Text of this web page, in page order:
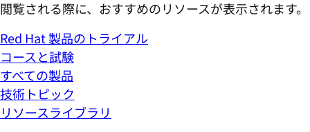
閲覧される際に、おすすめのリソースが表示されます。
Red Hat 製品のトライアル
コースと試験
すべての製品
技術トピック
リソースライブラリ